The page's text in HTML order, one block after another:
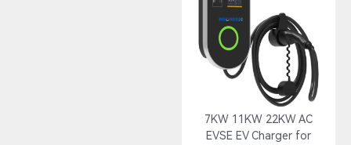
7KW 11KW 22KW AC
EVSE EV Charger for